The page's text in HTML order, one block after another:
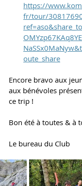
https://
fr/tour/
oute_share
Encore bravo aux
aux bénévoles
ce trip !
Bon été à toutes & à
Le bureau du Club